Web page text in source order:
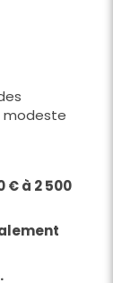
modeste
€ à 2 500